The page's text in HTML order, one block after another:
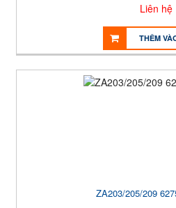
Liên hệ
THÊM
ZA203/205/209